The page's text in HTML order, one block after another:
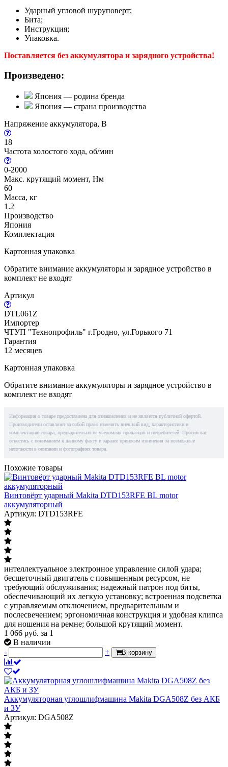
Ударный угловой шуруповерт;
Бита;
Инструкция;
Упаковка.
Поставляется без аккумулятора и зарядного устройства!
Произведено:
Япония — родина бренда
Япония — страна производства
Напряжение аккумулятора, В
18
Частота холостого хода, об/мин
0-2000
Макс. крутящий момент, Нм
60
Масса, кг
1.2
Производство
Япония
Комплектация
Картонная упаковка
Обратите внимание аккумуляторы и зарядное устройство в
комплект не входят
Артикул
DTL061Z
Импортер
ЧТУП "Технопрофиль" г.Гродно, ул.Горького 71
Гарантия
12 месяцев
Картонная упаковка
Обратите внимание аккумуляторы и зарядное устройство в
комплект не входят
Информация о товаре предоставлена для ознакомления и не является публичной офертой.
Производители оставляют за собой право изменять внешний вид, характеристики и
комплектацию товара, предварительно не уведомляя продавцов и потребителей. Просим вас
отнестись с пониманием к данному факту и заранее приносим извинения за возможные
неточности в описании и фотографиях товара.
Похожие товары
Винтовёрт ударный Makita DTD153RFE BL motor
аккумуляторный
Артикул: DTD153RFE
интеллектуальное электронное управление силой удара;
бесщеточный двигатель с повышенным ресурсом, не
требующий обслуживания; надежный патрон под биты,
обеспечивающий их легкую установку; встроенная подсветка
с управляемым отключением, предварительным и
послесвечением; эргономичная конструкция и удобная клипса
для ношения на ремне; большой крутящий момент.
1 066 руб. за 1
В наличии
-
+ В корзину
Аккумуляторная углошлифмашина Makita DGA508Z без АКБ
и ЗУ
Артикул: DGA508Z